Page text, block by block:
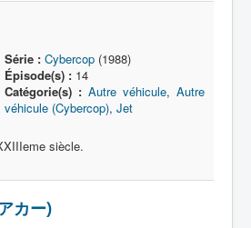
Série : Cybercop(1988)
Épisode(s) :14
Catégorie(s) : Autre véhicule, Autre
véhicule (Cybercop), Jet
siècle.
カー)